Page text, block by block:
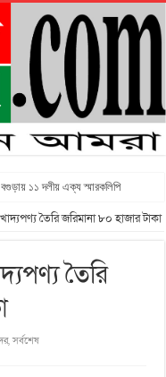
১১ দলীয় এক্য স্মারকলিপি
তৈরি জরিমানা ৮০ হাজার টাকা
তৈরি
,সর্বশেষ